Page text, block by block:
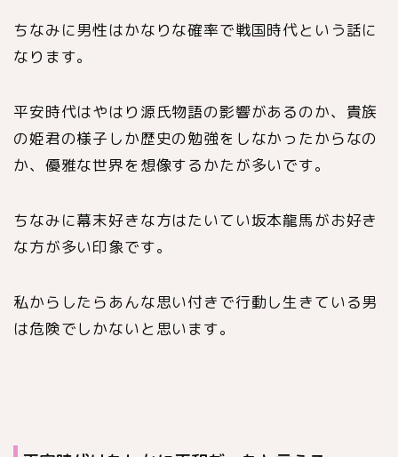
ちなみに男性はかなりな確率で戦国時代という話に
なります。
平安時代はやはり源氏物語の影響があるのか、貴族
の姫君の様子しか歴史の勉強をしなかったからなの
か、優雅な世界を想像するかたが多いです。
ちなみに幕末好きな方はたいてい坂本龍馬がお好き
な方が多い印象です。
私からしたらあんな思い付きで行動し生きている男
は危険でしかないと思います。